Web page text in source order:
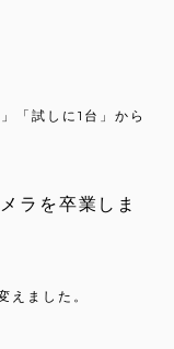
「試しに1台」から
ラを卒業しま
えました。